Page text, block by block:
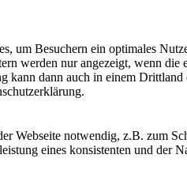
um Besuchern ein optimales
werden nur angezeigt, wenn die
kann dann auch in einem Drittland
Webseite notwendig, z.B. zum
eines konsistenten und der